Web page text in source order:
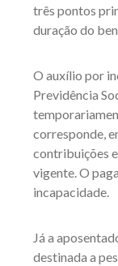
três pontos
duração do
O auxílio por
Previdência
corresponde,
contribuições
vigente. O
incapacidade.
Já a
destinada a